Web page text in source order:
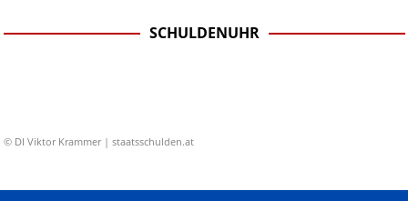
SCHULDENUHR
© DI Viktor Krammer | staatsschulden.at